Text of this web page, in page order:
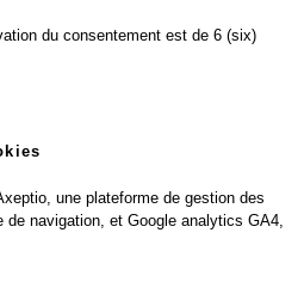
du consentement est de 6 (six)
une plateforme de gestion des
de navigation, et Google analytics GA4,